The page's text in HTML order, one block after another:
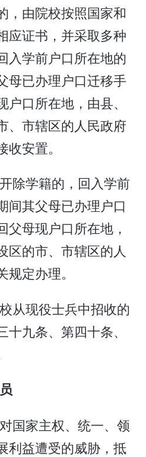
，由院校按照国家和
应证书，并采取多种
入学前户口所在地的
母已办理户口迁移手
口所在地，由县、
、市辖区的人民政府
安置。
除学籍的，回入学前
间其父母已办理户口
父母现户口所在地，
区的市、市辖区的人
定办理。
从现役士兵中招收的
九条、第四十条、
国家主权、统一、领
利益遭受的威胁，抵